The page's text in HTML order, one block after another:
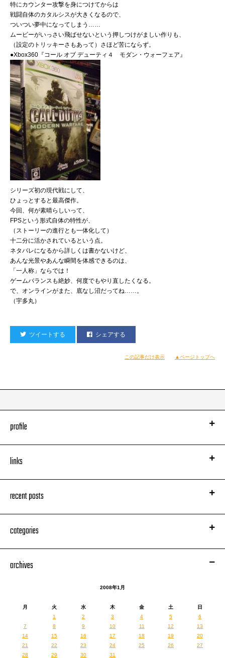
特にカウンター攻撃を身につけてからは
戦闘自体のカタルシスが大きくなるので、
ついつい夢中になってしまう……
ムービーがいっさい飛ばせないという押しつけがましい作りも、
（設定のトリッキーさもあって）さほど苦にならず。
●Xbox360『コール オブ デューティ４ モダン・ウォーフェア』
シリーズ初の現代戦にして、
ひょっとすると最高傑作。
今回、何が素晴らしいって、
FPSという形式自体の特性が、
（ストーリーの進行とも一体化して）
十二分に活かされているという点。
ネタバレになるから詳しくは書かないけど、
あんな光景やあんな瞬間を体感できるのは、
「一人称」ならでは！
ゲームバランスも絶妙、何度でもやり直したくなる。
で、オンラインがまた、底なし沼だってね……。
（宇多丸）
ツイートする シェアする
この記事だけ表示 ▲ページトップへ
profile
links
recent posts
categories
archives
2008年1月
月 火 水 木 金 土
日
1
2 3 4 5
6
7
8 9 10 11 12
13
14
15 16 17 18 19
20
21
22 23 24 25 26
27
28
29 30 31